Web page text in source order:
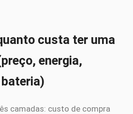
custa ter uma
energia,
camadas: custo de compra